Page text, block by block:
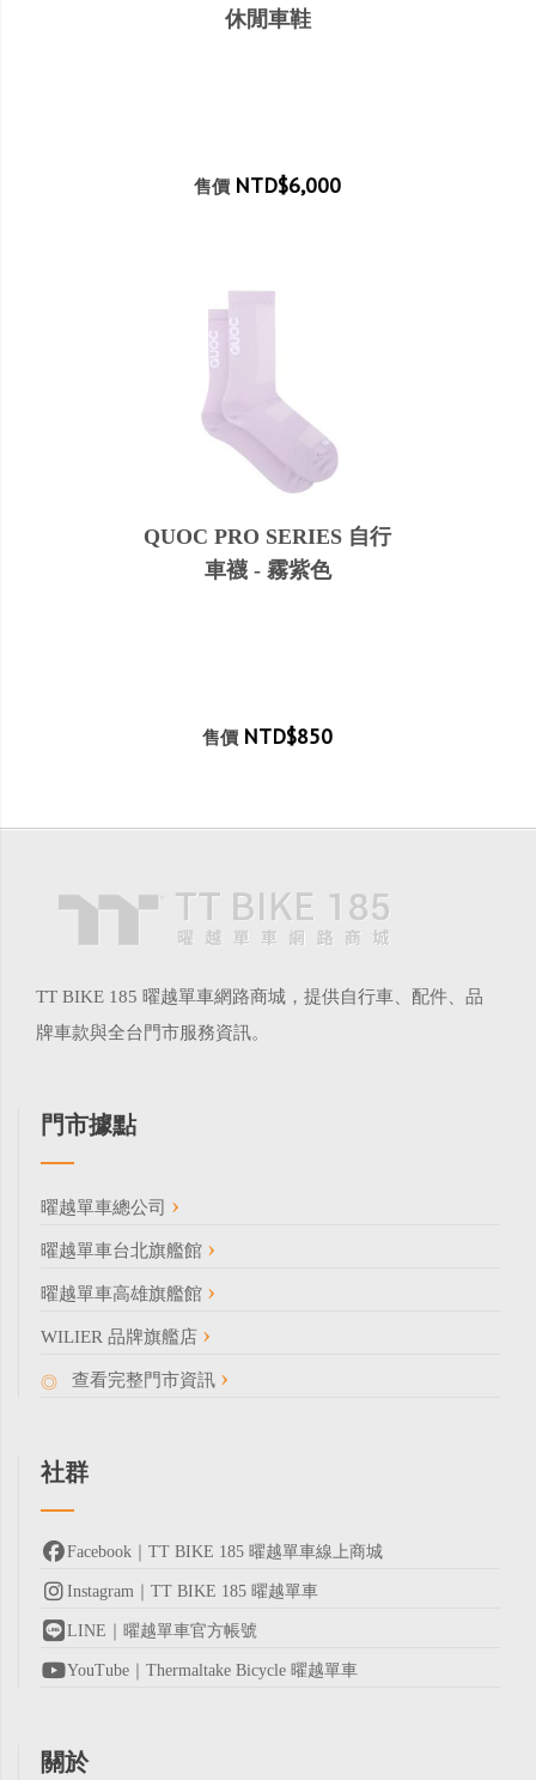
休閒車鞋
售價 NTD$6,000
QUOC PRO SERIES 自行
車襪 - 霧紫色
售價 NTD$850
TT BIKE 185 曜越單車網路商城，提供自行車、配件、品
牌車款與全台門市服務資訊。
門市據點
曜越單車總公司
曜越單車台北旗艦館
曜越單車高雄旗艦館
WILIER 品牌旗艦店
查看完整門市資訊
社群
Facebook｜TT BIKE 185 曜越單車線上商城
Instagram｜TT BIKE 185 曜越單車
LINE｜曜越單車官方帳號
YouTube｜Thermaltake Bicycle 曜越單車
關於